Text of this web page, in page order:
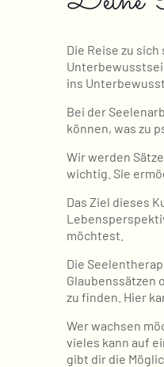
Die Reise zu
ins
Bei der
können, was zu
Wir werden
wichtig. Sie
Das Ziel dieses
möchtest.
Die
Glaubenssätzen
zu finden. Hier
Wer wachsen
vieles kann auf
gibt dir die